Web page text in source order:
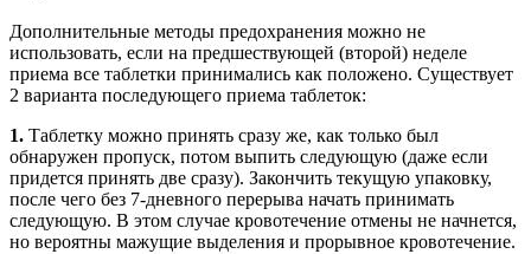
Дополнительные методы предохранения можно не
использовать, если на предшествующей (второй) неделе
приема все таблетки принимались как положено. Существует
2 варианта последующего приема таблеток:
1. Таблетку можно принять сразу же, как только был
обнаружен пропуск, потом выпить следующую (даже если
придется принять две сразу). Закончить текущую упаковку,
после чего без 7-дневного перерыва начать принимать
следующую. В этом случае кровотечение отмены не начнется,
но вероятны мажущие выделения и прорывное кровотечение.